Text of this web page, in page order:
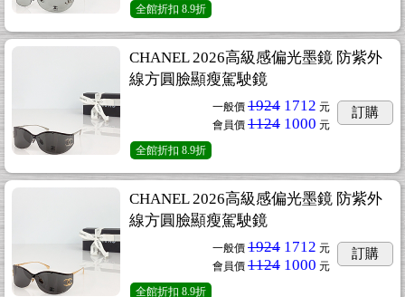
全館折扣 8.9折
CHANEL 2026高級感偏光墨鏡 防紫外
線方圓臉顯瘦駕駛鏡
一般價 1924 1712 元
會員價 1124 1000 元
訂購
全館折扣 8.9折
CHANEL 2026高級感偏光墨鏡 防紫外
線方圓臉顯瘦駕駛鏡
一般價 1924 1712 元
會員價 1124 1000 元
訂購
全館折扣 8.9折